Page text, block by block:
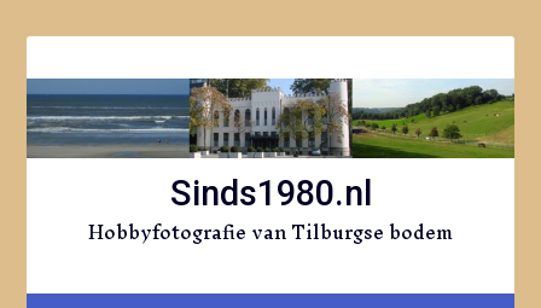
naar
inhoud
Sinds1980.nl
Hobbyfotografie van Tilburgse bodem